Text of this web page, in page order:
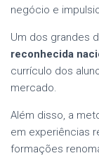
negócio e
Um dos grandes
reconhecida
currículo dos
mercado.
Além disso, a
em experiências
formações